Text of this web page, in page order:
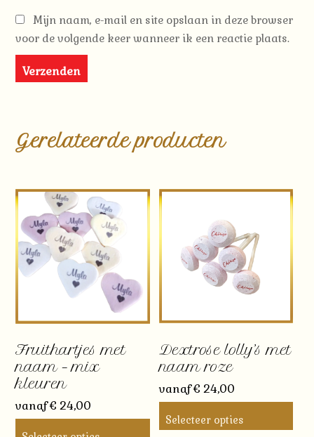
Mijn naam, e-mail en site opslaan in deze browser
voor de volgende keer wanneer ik een reactie plaats.
Gerelateerde producten
Fruithartjes met
naam – mix
kleuren
vanaf€ 24,00
Dextrose lolly’s met
naam roze
vanaf€ 24,00
Selecteer opties